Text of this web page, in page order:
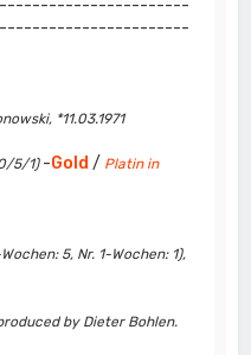
*11.03.1971
5/1)-Gold / Platin in
5, Nr. 1-Wochen: 1),
by Dieter Bohlen.